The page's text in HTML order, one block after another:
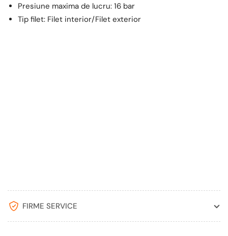
Presiune maxima de lucru: 16 bar
Tip filet: Filet interior/Filet exterior
FIRME SERVICE